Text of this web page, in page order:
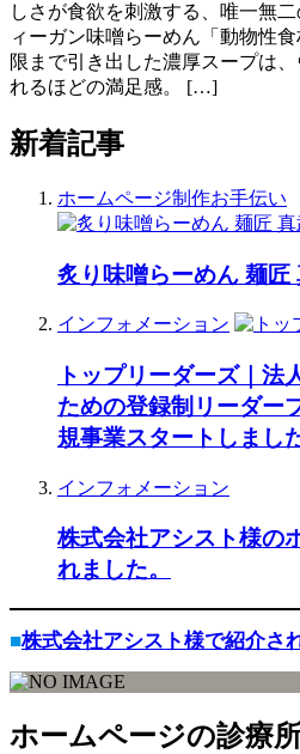
しさが食欲を刺激する、唯一無
ィーガン味噌らーめん「動物性
限まで引き出した濃厚スープは
れるほどの満足感。 […]
新着記事
ホームページ制作お手伝い
炙り味噌らーめん 麺匠
インフォメーション
トップリーダーズ｜法
ための登録制リーダ
規事業スタートしまし
インフォメーション
株式会社アシスト様の
れました。
■株式会社アシスト様で紹介さ
ホームページの診療